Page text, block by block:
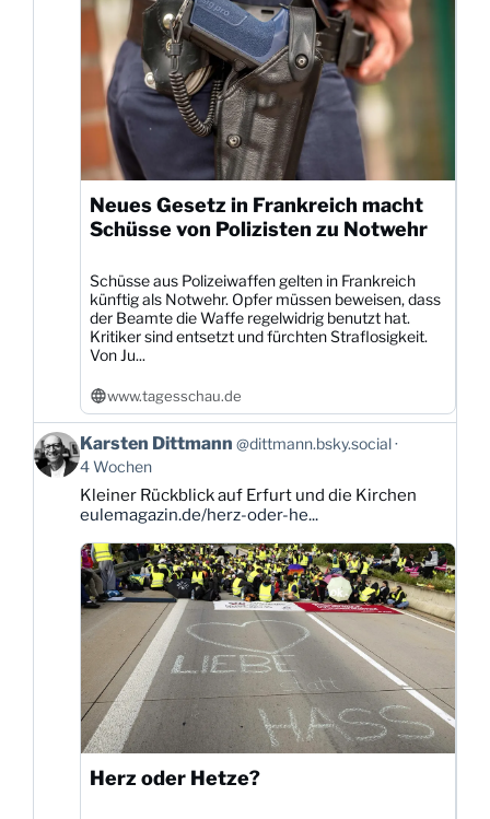
Neues Gesetz in Frankreich macht
Schüsse von Polizisten zu Notwehr
Schüsse aus Polizeiwaffen gelten in Frankreich
künftig als Notwehr. Opfer müssen beweisen, dass
der Beamte die Waffe regelwidrig benutzt hat.
Kritiker sind entsetzt und fürchten Straflosigkeit.
Von Ju...
www.tagesschau.de
Beitrag
von
Karsten
Dittmann
Bluesky
ansehen
Karsten Dittmann @dittmann.bsky.social
4 Wochen
Kleiner Rückblick auf Erfurt und die Kirchen
eulemagazin.de/herz-oder-he...
Herz oder Hetze?